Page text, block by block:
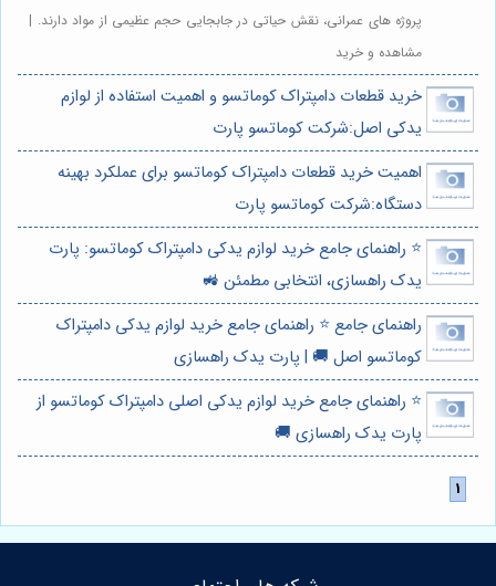
پروژه های عمرانی، نقش حیاتی در جابجایی حجم عظیمی از مواد دارند. |
مشاهده و خرید
خرید قطعات دامپتراک کوماتسو و اهمیت استفاده از لوازم
یدکی اصل:شرکت کوماتسو پارت
اهمیت خرید قطعات دامپتراک کوماتسو برای عملکرد بهینه
دستگاه:شرکت کوماتسو پارت
⭐️ راهنمای جامع خرید لوازم یدکی دامپتراک کوماتسو: پارت
یدک راهسازی، انتخابی مطمئن 🚜
راهنمای جامع ⭐️ راهنمای جامع خرید لوازم یدکی دامپتراک
کوماتسو اصل 🚚 | پارت یدک راهسازی
⭐️ راهنمای جامع خرید لوازم یدکی اصلی دامپتراک کوماتسو از
پارت یدک راهسازی 🚚